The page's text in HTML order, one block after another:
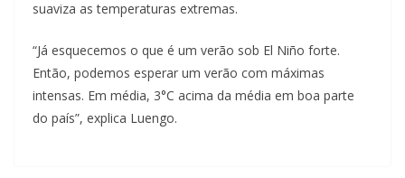
suaviza as temperaturas extremas.
“Já esquecemos o que é um verão sob El Niño forte.
Então, podemos esperar um verão com máximas
intensas. Em média, 3°C acima da média em boa parte
do país”, explica Luengo.